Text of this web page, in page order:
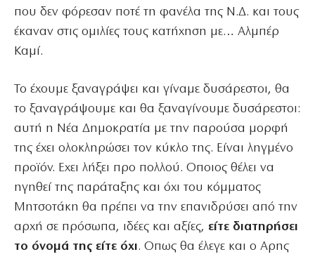
που δεν φόρεσαν ποτέ τη φανέλα της Ν.Δ. και τους
έκαναν στις ομιλίες τους κατήχηση με… Αλμπέρ
Καμί.
Το έχουμε ξαναγράψει και γίναμε δυσάρεστοι, θα
το ξαναγράψουμε και θα ξαναγίνουμε δυσάρεστοι:
αυτή η Νέα Δημοκρατία με την παρούσα μορφή
της έχει ολοκληρώσει τον κύκλο της. Είναι ληγμένο
προϊόν. Εχει λήξει προ πολλού. Οποιος θέλει να
ηγηθεί της παράταξης και όχι του κόμματος
Μητσοτάκη θα πρέπει να την επανιδρύσει από την
αρχή σε πρόσωπα, ιδέες και αξίες, είτε διατηρήσει
το όνομά της είτε όχι. Οπως θα έλεγε και ο Αρης